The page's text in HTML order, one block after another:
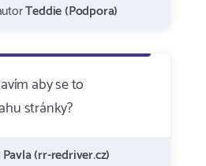
Teddie (Podpora)
aby se to
stránky?
Pavla (rr-redriver.cz)